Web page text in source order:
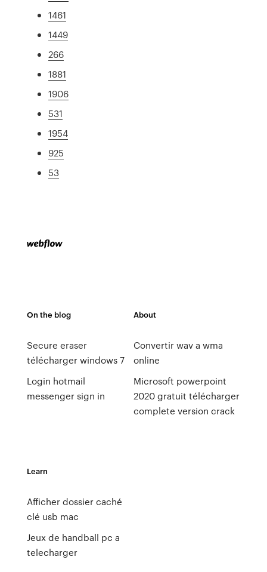
1461
1449
266
1881
1906
531
1954
925
53
On the blog
Secure eraser
télécharger windows 7
Login hotmail
messenger sign in
About
Convertir wav a wma
online
Microsoft powerpoint
2020 gratuit télécharger
complete version crack
Learn
Afficher dossier caché
clé usb mac
Jeux de handball pc a
telecharger